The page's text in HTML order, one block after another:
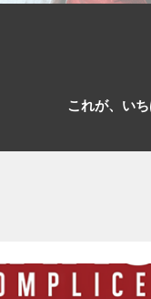
これが、い